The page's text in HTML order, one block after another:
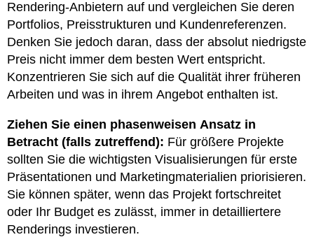
Rendering-Anbietern auf und vergleichen Sie deren
Portfolios, Preisstrukturen und Kundenreferenzen.
Denken Sie jedoch daran, dass der absolut niedrigste
Preis nicht immer dem besten Wert entspricht.
Konzentrieren Sie sich auf die Qualität ihrer früheren
Arbeiten und was in ihrem Angebot enthalten ist.
Ziehen Sie einen phasenweisen Ansatz in
Betracht (falls zutreffend): Für größere Projekte
sollten Sie die wichtigsten Visualisierungen für erste
Präsentationen und Marketingmaterialien priorisieren.
Sie können später, wenn das Projekt fortschreitet
oder Ihr Budget es zulässt, immer in detailliertere
Renderings investieren.